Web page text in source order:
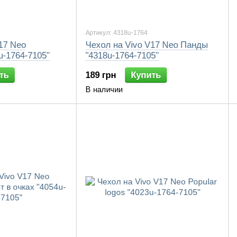
Neo
1764-7105"
Артикул: 4318u-1764
Чехол на Vivo V17 Neo Панды
"4318u-1764-7105"
189 грн
Купить
В наличии